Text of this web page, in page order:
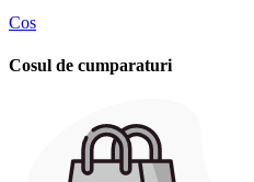
Cos
Cosul de cumparaturi